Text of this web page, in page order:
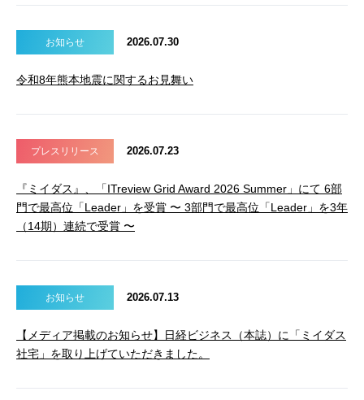
お知らせ 2026.07.30
令和8年熊本地震に関するお見舞い
プレスリリース 2026.07.23
『ミイダス』、「ITreview Grid Award 2026 Summer」にて 6部
門で最高位「Leader」を受賞 〜 3部門で最高位「Leader」を3年
（14期）連続で受賞 〜
お知らせ 2026.07.13
【メディア掲載のお知らせ】日経ビジネス（本誌）に「ミイダス
社宅」を取り上げていただきました。